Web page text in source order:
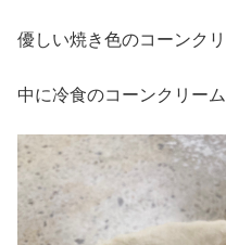
優しい焼き色のコーンク
中に冷食のコーンクリー